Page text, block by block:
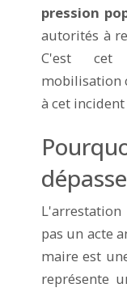
pression
autorités à
C'est cet
mobilisation
à cet
pas un acte
maire est
représente